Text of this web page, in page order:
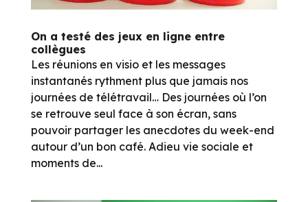
On a testé des jeux en ligne entre
collègues
Les réunions en visio et les messages
instantanés rythment plus que jamais nos
journées de télétravail… Des journées où l’on
se retrouve seul face à son écran, sans
pouvoir partager les anecdotes du week-end
autour d’un bon café. Adieu vie sociale et
moments de...